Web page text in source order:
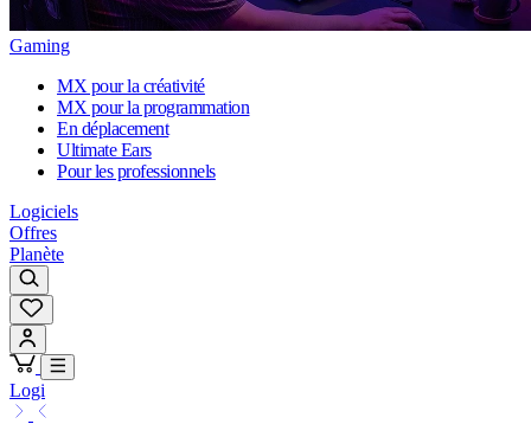
Gaming
MX pour la créativité
MX pour la programmation
En déplacement
Ultimate Ears
Pour les professionnels
Logiciels
Offres
Planète
Logi